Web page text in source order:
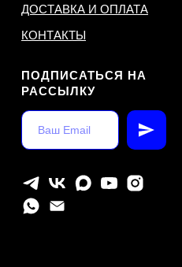
ДОСТАВКА И ОПЛАТА
КОНТАКТЫ
ПОДПИСАТЬСЯ НА
РАССЫЛКУ